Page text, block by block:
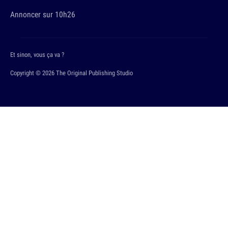
Annoncer sur 10h26
Copyright © 2026 The Original Publishing Studio
Et sinon, vous ça va ?